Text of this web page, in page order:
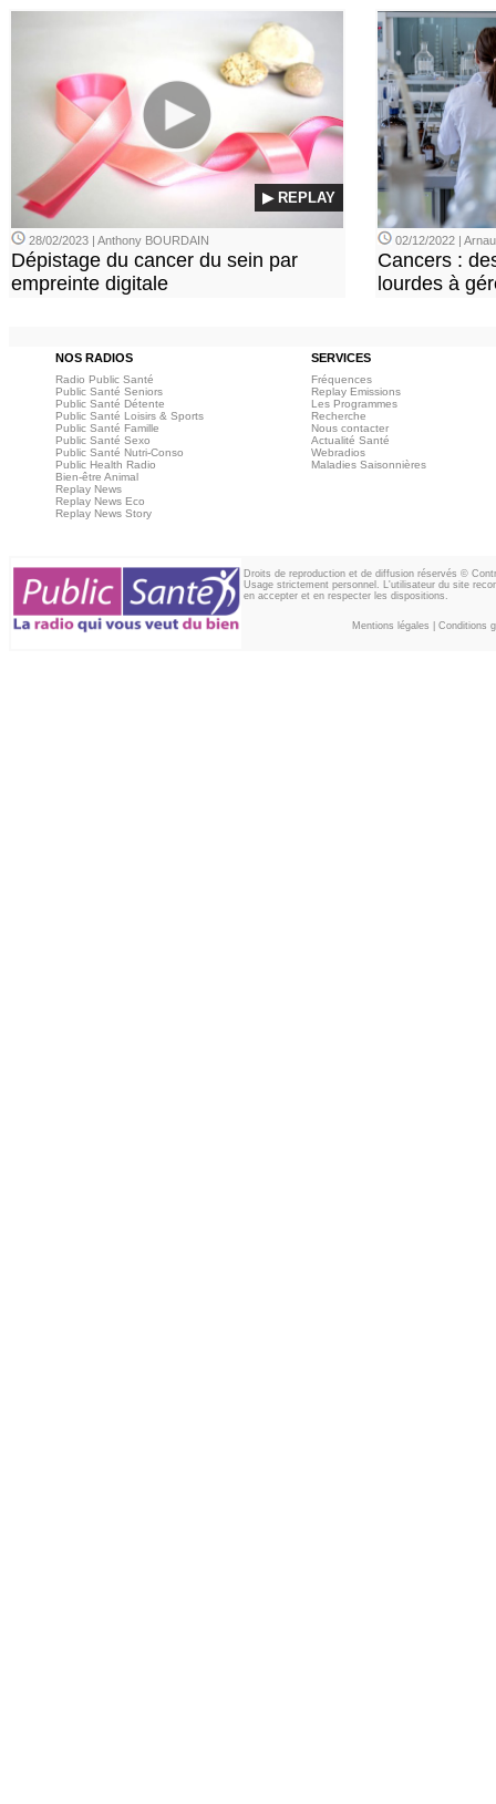
▶ REPLAY
28/02/2023 | Anthony BOURDAIN
Dépistage du cancer du sein par
empreinte digitale
02/12/2022 |
Cancers :
lourdes à
NOS RADIOS SERVICES
Radio Public Santé
Public Santé Seniors
Public Santé Détente
Public Santé Loisirs & Sports
Public Santé Famille
Public Santé Sexo
Public Santé Nutri-Conso
Public Health Radio
Bien-être Animal
Replay News
Replay News Eco
Replay News Story
Fréquences
Replay Emissions
Les Programmes
Recherche
Nous contacter
Actualité Santé
Webradios
Maladies Saisonnières
Droits de reproduction et de diffusion réservés ©
Usage strictement personnel. L'utilisateur du site
en accepter et en respecter les dispositions.
Mentions légales Conditions